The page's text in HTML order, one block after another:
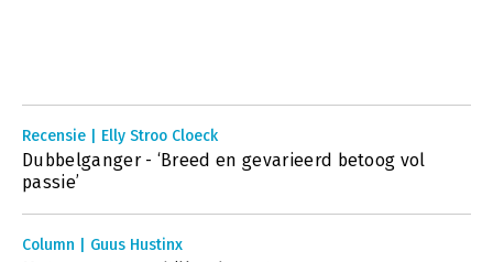
Recensie | Elly Stroo Cloeck
Dubbelganger - ‘Breed en gevarieerd betoog vol
passie’
Column | Guus Hustinx